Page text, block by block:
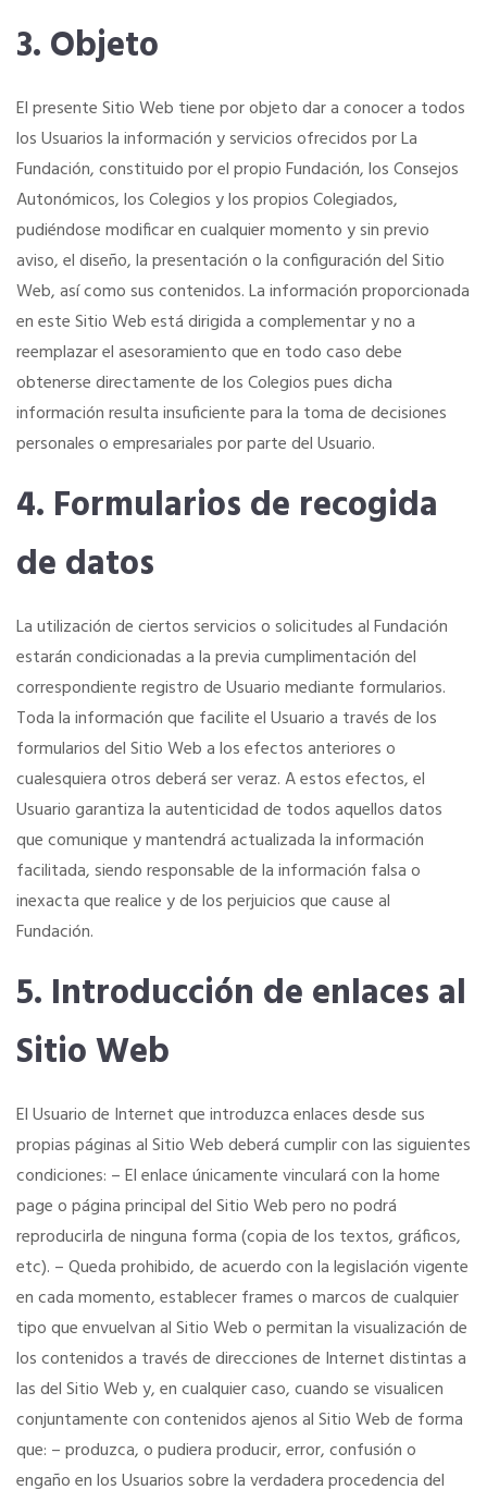
OFERTAS DE EMPLEO
Empresas
Candidatos
Asociación de Ferias de España
MadridJoya-Bisutex-Intergift
Plan de Fomento del Autoempleo Joven
Plan fomento del autoempleo Joven (pdf)
COLÉGIATE
Actualidad
El Anuario de los Agentes Comerciales de España
Quiero recibir el Newsletter / El Anuario
3. Objeto
El presente Sitio Web tiene por objeto dar a conocer a todos
los Usuarios la información y servicios ofrecidos por La
Fundación, constituido por el propio Fundación, los Consejos
Autonómicos, los Colegios y los propios Colegiados,
pudiéndose modificar en cualquier momento y sin previo
aviso, el diseño, la presentación o la configuración del Sitio
Web, así como sus contenidos. La información proporcionada
en este Sitio Web está dirigida a complementar y no a
reemplazar el asesoramiento que en todo caso debe
obtenerse directamente de los Colegios pues dicha
información resulta insuficiente para la toma de decisiones
personales o empresariales por parte del Usuario.
4. Formularios de recogida
de datos
La utilización de ciertos servicios o solicitudes al Fundación
estarán condicionadas a la previa cumplimentación del
correspondiente registro de Usuario mediante formularios.
Toda la información que facilite el Usuario a través de los
formularios del Sitio Web a los efectos anteriores o
cualesquiera otros deberá ser veraz. A estos efectos, el
Usuario garantiza la autenticidad de todos aquellos datos
que comunique y mantendrá actualizada la información
facilitada, siendo responsable de la información falsa o
inexacta que realice y de los perjuicios que cause al
Fundación.
5. Introducción de enlaces al
Sitio Web
El Usuario de Internet que introduzca enlaces desde sus
propias páginas al Sitio Web deberá cumplir con las siguientes
condiciones: – El enlace únicamente vinculará con la home
page o página principal del Sitio Web pero no podrá
reproducirla de ninguna forma (copia de los textos, gráficos,
etc). – Queda prohibido, de acuerdo con la legislación vigente
en cada momento, establecer frames o marcos de cualquier
tipo que envuelvan al Sitio Web o permitan la visualización de
los contenidos a través de direcciones de Internet distintas a
las del Sitio Web y, en cualquier caso, cuando se visualicen
conjuntamente con contenidos ajenos al Sitio Web de forma
que: – produzca, o pudiera producir, error, confusión o
engaño en los Usuarios sobre la verdadera procedencia del